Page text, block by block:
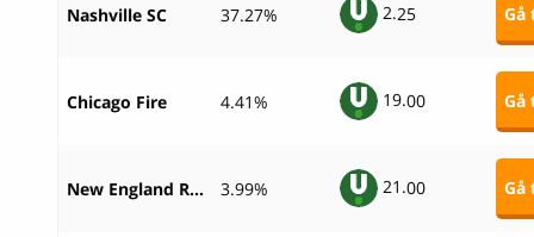
Nashville SC 37.27% 2.25 Gå
Chicago Fire 4.41% 19.00 Gå
New England Revolution 3.99% 21.00 Gå